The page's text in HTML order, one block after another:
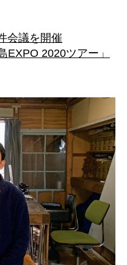
会議を開催
2020ツアー」